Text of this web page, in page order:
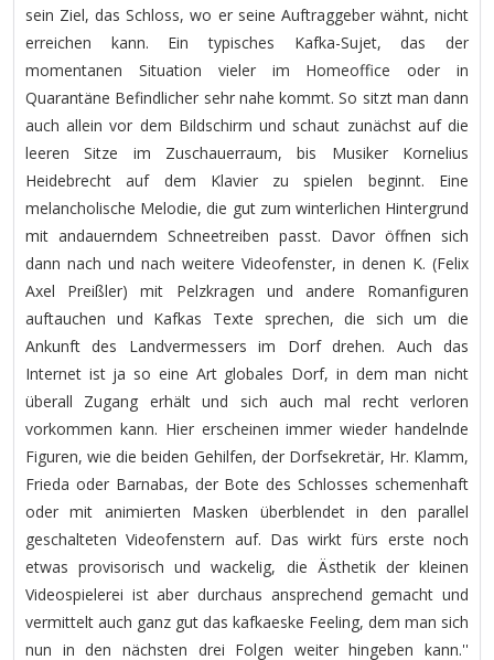
sein Ziel, das Schloss, wo er seine Auftraggeber wähnt, nicht
erreichen kann. Ein typisches Kafka-Sujet, das der
momentanen Situation vieler im Homeoffice oder in
Quarantäne Befindlicher sehr nahe kommt. So sitzt man dann
auch allein vor dem Bildschirm und schaut zunächst auf die
leeren Sitze im Zuschauerraum, bis Musiker Kornelius
Heidebrecht auf dem Klavier zu spielen beginnt. Eine
melancholische Melodie, die gut zum winterlichen Hintergrund
mit andauerndem Schneetreiben passt. Davor öffnen sich
dann nach und nach weitere Videofenster, in denen K. (Felix
Axel Preißler) mit Pelzkragen und andere Romanfiguren
auftauchen und Kafkas Texte sprechen, die sich um die
Ankunft des Landvermessers im Dorf drehen. Auch das
Internet ist ja so eine Art globales Dorf, in dem man nicht
überall Zugang erhält und sich auch mal recht verloren
vorkommen kann. Hier erscheinen immer wieder handelnde
Figuren, wie die beiden Gehilfen, der Dorfsekretär, Hr. Klamm,
Frieda oder Barnabas, der Bote des Schlosses schemenhaft
oder mit animierten Masken überblendet in den parallel
geschalteten Videofenstern auf. Das wirkt fürs erste noch
etwas provisorisch und wackelig, die Ästhetik der kleinen
Videospielerei ist aber durchaus ansprechend gemacht und
vermittelt auch ganz gut das kafkaeske Feeling, dem man sich
nun in den nächsten drei Folgen weiter hingeben kann.''